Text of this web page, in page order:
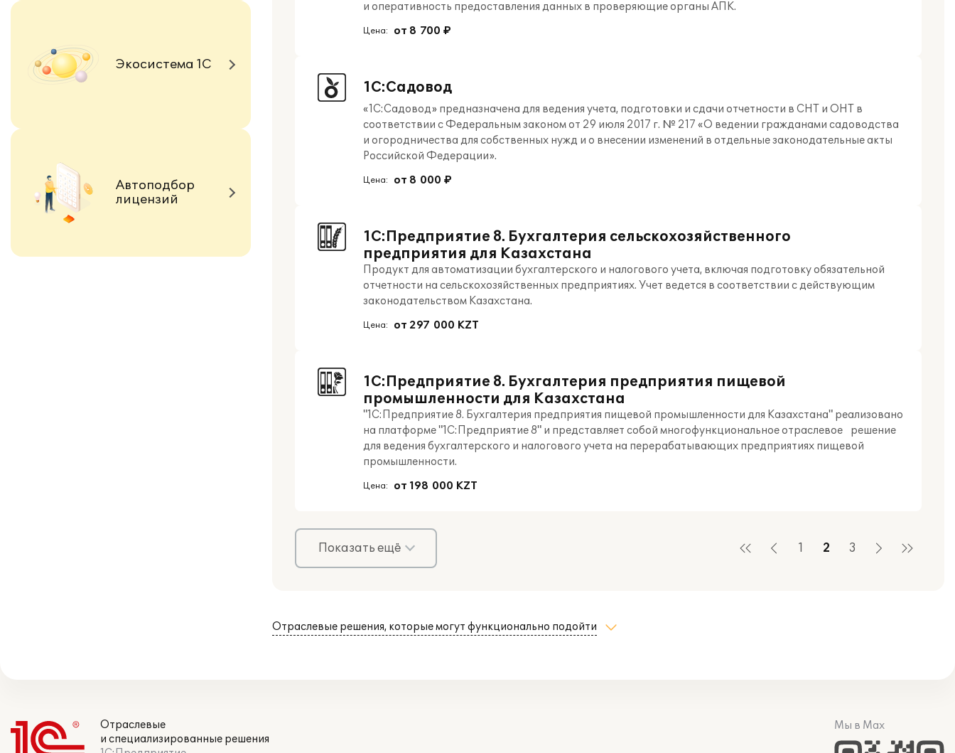
и оперативность предоставления данных в проверяющие органы АПК.
Цена: от 8 700 ₽
1С:Садовод
«1C:Садовод» предназначена для ведения учета, подготовки и сдачи отчетности в СНТ и ОНТ в
соответствии с Федеральным законом от 29 июля 2017 г. № 217 «О ведении гражданами садоводства
и огородничества для собственных нужд и о внесении изменений в отдельные законодательные акты
Российской Федерации».
Цена: от 8 000 ₽
1С:Предприятие 8. Бухгалтерия сельскохозяйственного
предприятия для Казахстана
Продукт для автоматизации бухгалтерского и налогового учета, включая подготовку обязательной
отчетности на сельскохозяйственных предприятиях. Учет ведется в соответствии с действующим
законодательством Казахстана.
Цена: от 297 000 KZT
1С:Предприятие 8. Бухгалтерия предприятия пищевой
промышленности для Казахстана
"1С:Предприятие 8. Бухгалтерия предприятия пищевой промышленности для Казахстана" реализовано
на платформе "1С:Предприятие 8" и представляет собой многофункциональное отраслевое решение
для ведения бухгалтерского и налогового учета на перерабатывающих предприятиях пищевой
промышленности.
Цена: от 198 000 KZT
Показать ещё 1 2 3
Отраслевые решения, которые могут функционально подойти
Экосистема 1С
Автоподбор
лицензий
Отраслевые
и специализированные решения
Мы в Max